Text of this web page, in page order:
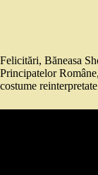
Felicitări, Băneasa
Principatelor
costume